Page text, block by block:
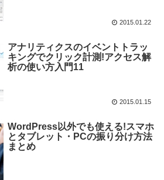
2015.01.22
アナリティクスのイベントトラッ
キングでクリック計測!アクセス解
析の使い方入門11
2015.01.15
WordPress以外でも使える!スマホ
とタブレット・PCの振り分け方法
まとめ